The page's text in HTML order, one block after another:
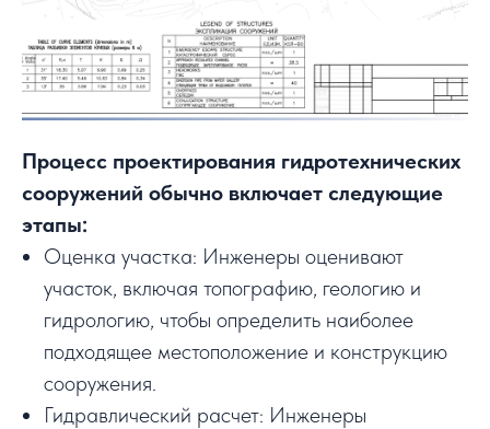
Процесс проектирования гидротехнических
сооружений обычно включает следующие
этапы:
Оценка участка: Инженеры оценивают
участок, включая топографию, геологию и
гидрологию, чтобы определить наиболее
подходящее местоположение и конструкцию
сооружения.
Гидравлический расчет: Инженеры